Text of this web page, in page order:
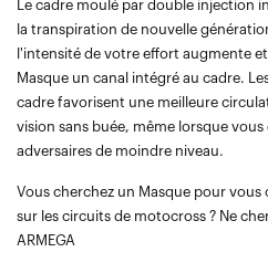
Le cadre moulé par double injection
la transpiration de nouvelle
l'intensité de votre effort augmente
Masque un canal intégré au cadre.
cadre favorisent une meilleure
vision sans buée, même lorsque
adversaires de moindre niveau.
Vous cherchez un Masque pour
sur les circuits de motocross ? Ne
ARMEGA